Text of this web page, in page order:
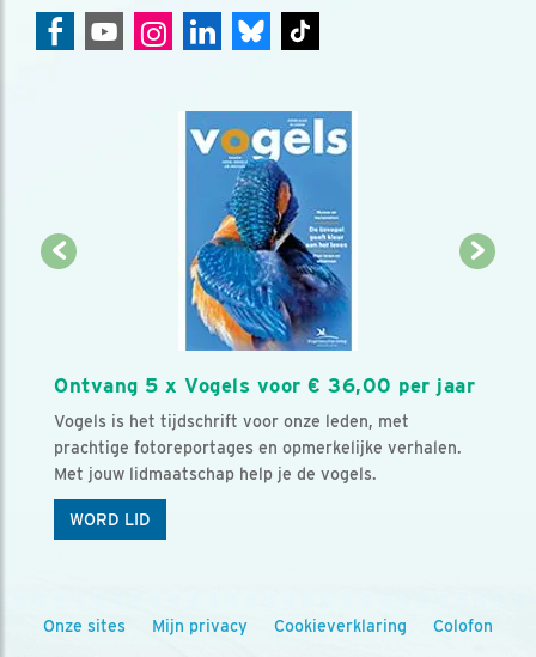
Ontvang 5 x Vogels voor € 36,00 per jaar
Vogels is het tijdschrift voor onze leden, met
prachtige fotoreportages en opmerkelijke verhalen.
Met jouw lidmaatschap help je de vogels.
WORD LID
Onze sites Mijn privacy Cookieverklaring Colofon